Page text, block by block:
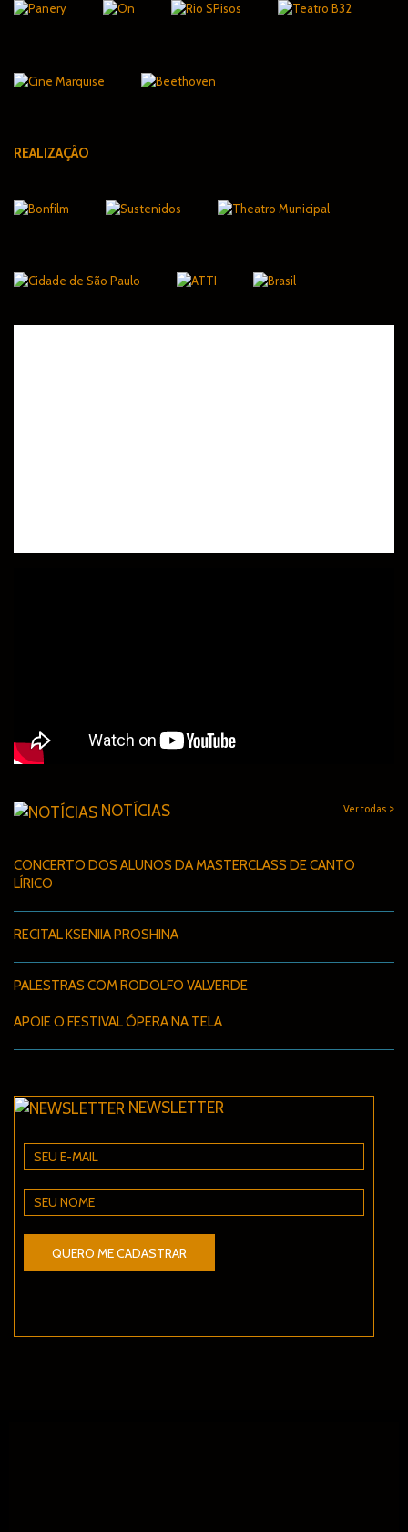
REALIZAÇÃO
NOTÍCIAS Ver todas >
CONCERTO DOS ALUNOS DA MASTERCLASS DE CANTO
LÍRICO
RECITAL KSENIIA PROSHINA
PALESTRAS COM RODOLFO VALVERDE
APOIE O FESTIVAL ÓPERA NA TELA
NEWSLETTER